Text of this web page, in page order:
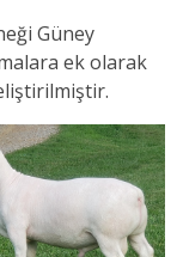
Güney
ek olarak